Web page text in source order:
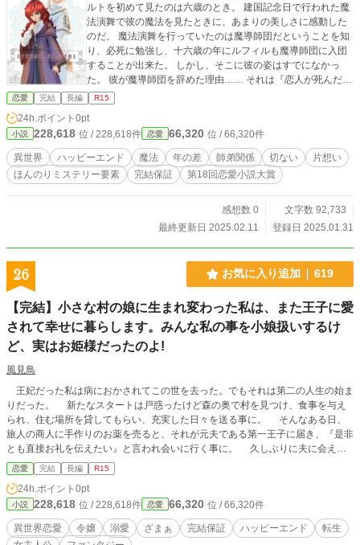
ルトを初めて見たのは六歳のとき。 建国記念日で行われた魔
法演舞で彼の魔法を見たときに、あまりの美しさに感動した
のだ。 魔法演舞を行っていたのは魔導師団だということを知
り、必死に勉強し、十六歳の年にルフィルも魔導師団に入団
することが出来た。 しかし、そこに彼の姿はすでになかっ
た。 彼が魔導師団を辞めた理由…… それは『恋人が死んだ』
からだった…… ルフィルはなんとかアシェルトを探し出し、
弟子入りするも、アシェルトはいまだに過去を引き摺ってい
た。 ルフィルは恋人の死に囚われたままのアシェルトを解き
放つことが出来るのか…… 弟子の切ない片想い。過去の恋人
を忘れられない天才魔導師。 不器用な二人の恋の行方は……
※R15指定は念のためです。 ※登場人物は貴族ですが、貴族
設定はゆるゆるです。 ※こちらの作品は小説家になろう、カ
恋愛 完結 長編 R15
24h.ポイント 0pt
小説 228,618 位 / 228,618件 恋愛 66,320 位 / 66,320件
異世界 ハッピーエンド 魔法 年の差 師弟関係 切ない
片想い
ほんのりミステリー要素
完結保証 第18回恋愛小説大賞
感想数 0
文字数 92,733
最終更新日 2025.02.11
登録日 2025.01.31
26 お気に入り追加 619
【完結】小さな村の娘に生まれ変わった私は、また王子に愛
されて幸せに暮らします。みんな私の事を小娘扱いするけ
ど、実はお姫様だったのよ!
風見鳥
王妃だった私は病におかされてこの世を去った。でもそれは第二の人生の始ま
りだった。 新たなスタートは戸惑ったけど森の奥で村を見つけ、食事を与え
られ、住む場所を貸してもらい、充実した日々を送る事に。 そんなある日、
旅人の商人に手作りのお薬を売ると、それが元夫である第一王子に届き、『是非
とも直接お礼を伝えたい』と言われ会いに行く事に。 久しぶりに夫に会える
のはとても嬉しい。でも私が王妃の生まれ変わりだなんて分かるはずがない。そ
う思っていたのだが…… 「サクッと読めて心に残る小説」を意識して書きまし
た。完結保証です。３連休中に全話投稿します！
恋愛 完結 長編 R15
24h.ポイント 0pt
小説 228,618 位 / 228,618件 恋愛 66,320 位 / 66,320件
異世界恋愛 令嬢 溺愛 ざまぁ 完結保証 ハッピーエンド
転生